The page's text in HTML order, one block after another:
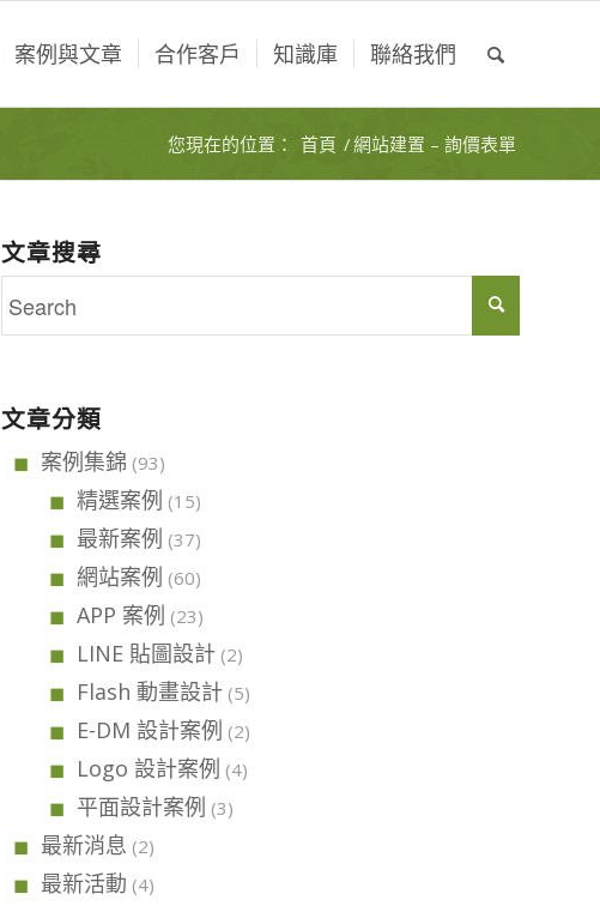
案例與文章 合作客戶 知識庫 聯絡我們
您現在的位置： 首頁 /網站建置 – 詢價表單
文章搜尋
文章分類
案例集錦 (93)
精選案例 (15)
最新案例 (37)
網站案例 (60)
APP 案例 (23)
LINE 貼圖設計 (2)
Flash 動畫設計 (5)
E-DM 設計案例 (2)
Logo 設計案例 (4)
平面設計案例 (3)
最新消息 (2)
最新活動 (4)